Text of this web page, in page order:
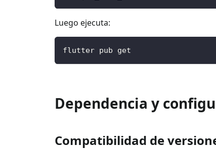
Luego ejecuta:
flutter pub get
Dependencia y
Compatibilidad de